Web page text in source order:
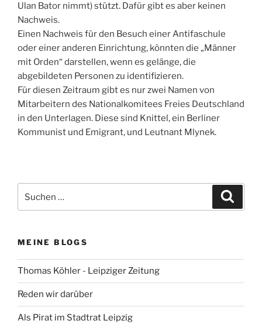
Ulan Bator nimmt) stützt. Dafür gibt es aber keinen
Nachweis.
Einen Nachweis für den Besuch einer Antifaschule
oder einer anderen Einrichtung, könnten die „Männer
mit Orden“ darstellen, wenn es gelänge, die
abgebildeten Personen zu identifizieren.
Für diesen Zeitraum gibt es nur zwei Namen von
Mitarbeitern des Nationalkomitees Freies Deutschland
in den Unterlagen. Diese sind Knittel, ein Berliner
Kommunist und Emigrant, und Leutnant Mlynek.
nach:
MEINE BLOGS
Thomas Köhler - Leipziger Zeitung
Reden wir darüber
Als Pirat im Stadtrat Leipzig